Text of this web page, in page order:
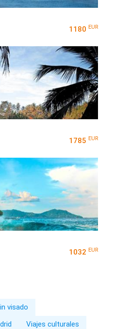
1180 EUR
1785 EUR
1032 EUR
visado
Viajes culturales